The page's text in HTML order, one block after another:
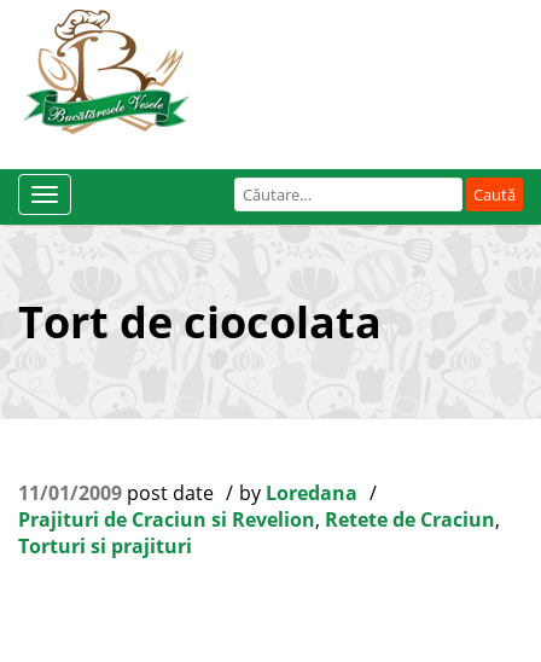
Caută
după:
Toggle
Navigation
Tort de ciocolata
11/01/2009 post date by Loredana
Prajituri de Craciun si Revelion, Retete de Craciun,
Torturi si prajituri